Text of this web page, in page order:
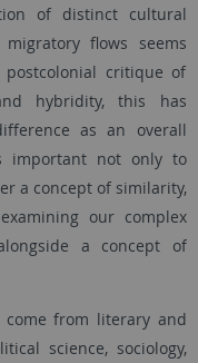
of distinct cultural
flows seems
postcolonial critique of
hybridity, this has
as an overall
important not only to
a concept of similarity,
our complex
a concept of
come from literary and
science, sociology,